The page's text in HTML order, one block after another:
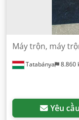
Tatabánya 8.860
Máy trộn, máy
Yêu cầu